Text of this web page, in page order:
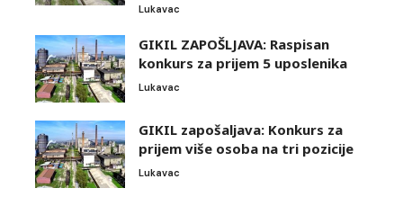
Lukavac
GIKIL ZAPOŠLJAVA: Raspisan
konkurs za prijem 5 uposlenika
Lukavac
GIKIL zapošaljava: Konkurs za
prijem više osoba na tri pozicije
Lukavac